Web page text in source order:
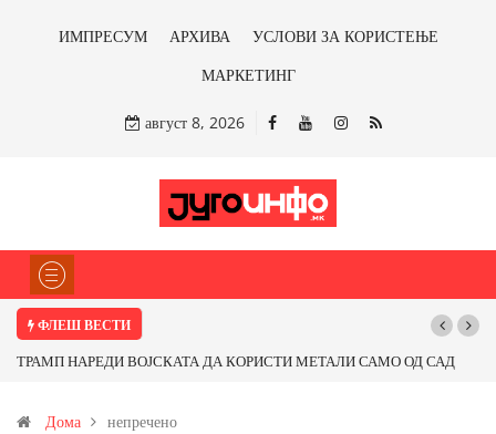
ИМПРЕСУМ АРХИВА
УСЛОВИ ЗА КОРИСТЕЊЕ
МАРКЕТИНГ
август 8, 2026
ФЛЕШ ВЕСТИ
ТРАМП НАРЕДИ ВОЈСКАТА ДА КОРИСТИ МЕТАЛИ САМО ОД САД
Иловица и со антимонот?
Дома непречено